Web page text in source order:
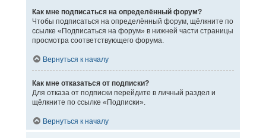
Как мне подписаться на определённый форум?
Чтобы подписаться на определённый форум, щёлкните по
ссылке «Подписаться на форум» в нижней части страницы
просмотра соответствующего форума.
Вернуться к началу
Как мне отказаться от подписки?
Для отказа от подписки перейдите в личный раздел и
щёлкните по ссылке «Подписки».
Вернуться к началу